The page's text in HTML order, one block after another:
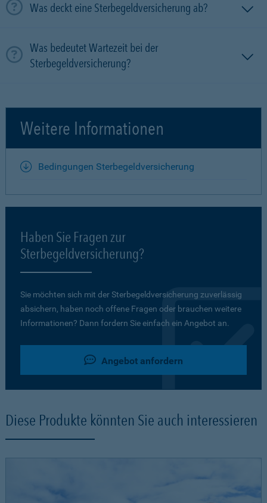
Was deckt eine Sterbegeldversicherung ab?
Was bedeutet Wartezeit bei der
Sterbegeldversicherung?
Weitere Informationen
Bedingungen Sterbegeldversicherung
Haben Sie Fragen zur
Sterbegeldversicherung?
Sie möchten sich mit der Sterbegeldversicherung zuverlässig
absichern, haben noch offene Fragen oder brauchen weitere
Informationen? Dann fordern Sie einfach ein Angebot an.
Angebot anfordern
Diese Produkte könnten Sie auch interessieren